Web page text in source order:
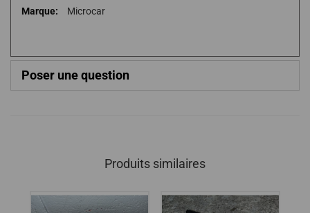
Plus
Microcar
Poser une question
Produits similaires